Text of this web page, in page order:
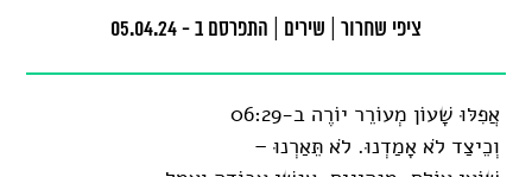
ציפי שחרור שירים התפרסם ב - 05.04.24
אֲפִלּוּ שָׁעוֹן מְעוֹרֵר יוֹרֶה ב-06:29
וְכֵיצַד לֹא אָמַדְנוּ. לֹא תֵּאַרְנוּ –